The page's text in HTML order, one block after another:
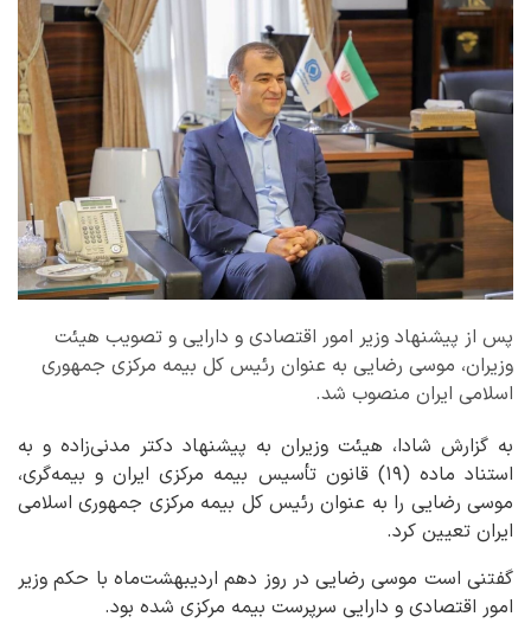
پس از پیشنهاد وزیر امور اقتصادی و دارایی و تصویب هیئت
وزیران، موسی رضایی به عنوان رئیس کل بیمه مرکزی جمهوری
اسلامی ایران منصوب شد.
به گزارش شادا، هیئت وزیران به پیشنهاد دکتر مدنی‌زاده و به
استناد ماده (۱۹) قانون تأسیس بیمه مرکزی ایران و بیمه‌گری،
موسی رضایی را به عنوان رئیس کل بیمه مرکزی جمهوری اسلامی
ایران تعیین کرد.
گفتنی است موسی رضایی در روز دهم اردیبهشت‌ماه با حکم وزیر
امور اقتصادی و دارایی سرپرست بیمه مرکزی شده بود.